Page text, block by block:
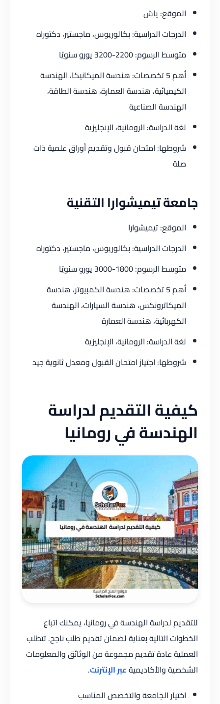
الموقع: ياش
الدرجات الدراسية: بكالوريوس، ماجستير، دكتوراه
متوسط الرسوم: 2200-3200 يورو سنويًا
أهم 5 تخصصات: هندسة الميكانيكا، الهندسة
الكيميائية، هندسة العمارة، هندسة الطاقة،
الهندسة الصناعية
لغة الدراسة: الرومانية، الإنجليزية
شروطها: امتحان قبول وتقديم أوراق علمية ذات
صلة
جامعة تيميشوارا التقنية
الموقع: تيميشوارا
الدرجات الدراسية: بكالوريوس، ماجستير، دكتوراه
متوسط الرسوم: 1800-3000 يورو سنويًا
أهم 5 تخصصات: هندسة الكمبيوتر، هندسة
الميكاترونكس، هندسة السيارات، الهندسة
الكهربائية، هندسة العمارة
لغة الدراسة: الرومانية، الإنجليزية
شروطها: اجتياز امتحان القبول ومعدل ثانوية جيد
كيفية التقديم لدراسة
الهندسة في رومانيا
للتقديم لدراسة الهندسة في رومانيا، يمكنك اتباع
الخطوات التالية بعناية لضمان تقديم طلب ناجح. تتطلب
العملية عادة تقديم مجموعة من الوثائق والمعلومات
الشخصية والأكاديميةعبر الإنترنت.
اختيار الجامعة والتخصص المناسب